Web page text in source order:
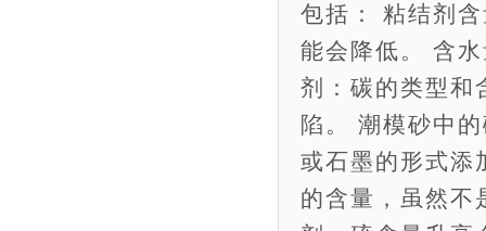
包括： 粘结剂
能会降低。 含
剂：碳的类型和
陷。 潮模砂中
或石墨的形式添
的含量，虽然不